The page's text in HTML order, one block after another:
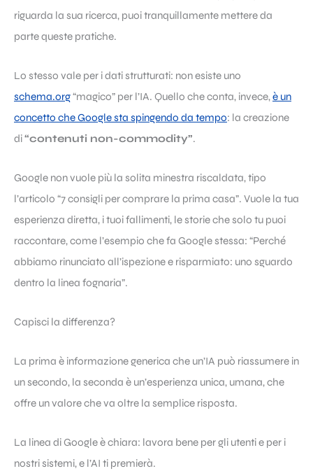
riguarda la sua ricerca, puoi tranquillamente mettere da
parte queste pratiche.
Lo stesso vale per i dati strutturati: non esiste uno
schema.org“magico” per l’IA. Quello che conta, invece,è un
concetto che Google sta spingendo da tempo: la creazione
di“contenuti non-commodity”.
Google non vuole più la solita minestra riscaldata, tipo
l’articolo “7 consigli per comprare la prima casa”. Vuole la tua
esperienza diretta, i tuoi fallimenti, le storie che solo tu puoi
raccontare, come l’esempio che fa Google stessa: “Perché
abbiamo rinunciato all’ispezione e risparmiato: uno sguardo
dentro la linea fognaria”.
Capisci la differenza?
La prima è informazione generica che un’IA può riassumere in
un secondo, la seconda è un’esperienza unica, umana, che
offre un valore che va oltre la semplice risposta.
La linea di Google è chiara: lavora bene per gli utenti e per i
nostri sistemi, e l’AI ti premierà.